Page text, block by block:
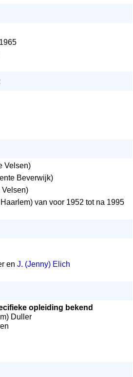
Velsen)
Beverwijk)
Velsen)
van voor 1952 tot na 1995
en J. (Jenny) Elich
opleiding bekend
Duller